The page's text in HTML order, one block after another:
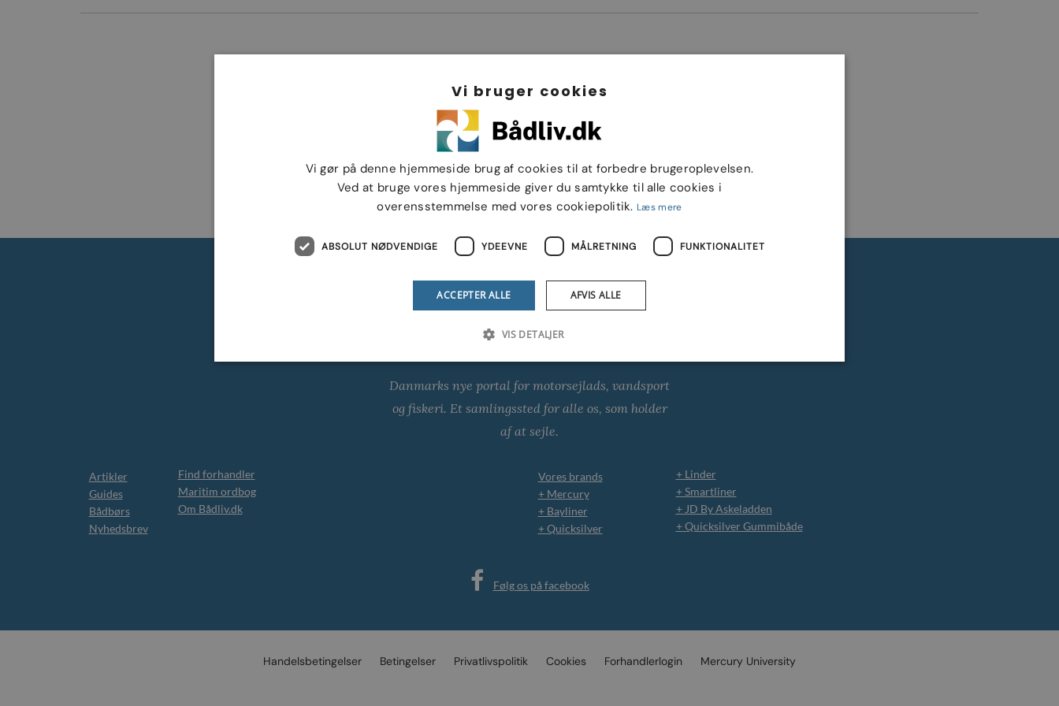
Bådliv.dk
Danmarks nye portal for motorsejlads, vandsport
og fiskeri. Et samlingssted for alle os, som holder
af at sejle.
Artikler
Guides
Bådbørs
Nyhedsbrev
Find forhandler
Maritim ordbog
Om Bådliv.dk
Vores brands
+ Mercury
+ Bayliner
+ Quicksilver
+ Linder
+ Smartliner
+ JD By Askeladden
+ Quicksilver Gummibåde
Følg os på facebook
Handelsbetingelser Betingelser Privatlivspolitik Cookies Forhandlerlogin Mercury University
Vi bruger cookies
Vi gør på denne hjemmeside brug af cookies til at forbedre brugeroplevelsen.
Ved at bruge vores hjemmeside giver du samtykke til alle cookies i
overensstemmelse med vores cookiepolitik. Læs mere
ABSOLUT NØDVENDIGE YDEEVNE MÅLRETNING FUNKTIONALITET
ACCEPTER ALLE AFVIS ALLE
VIS DETALJER